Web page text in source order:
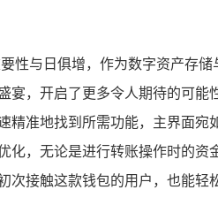
性与日俱增，作为数字资产存
，开启了更多令人期待的可
准地找到所需功能，主界面
，无论是进行转账操作时的
接触这款钱包的用户，也能轻